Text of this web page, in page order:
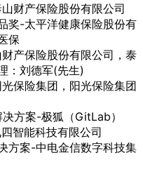
财产保险股份有限公司
奖-太平洋健康保险股份有
保
产保险股份有限公司，泰
：刘德军(先生)
保险集团，阳光保险集团
方案-极狐（GitLab）
智能科技有限公司
方案-中电金信数字科技集